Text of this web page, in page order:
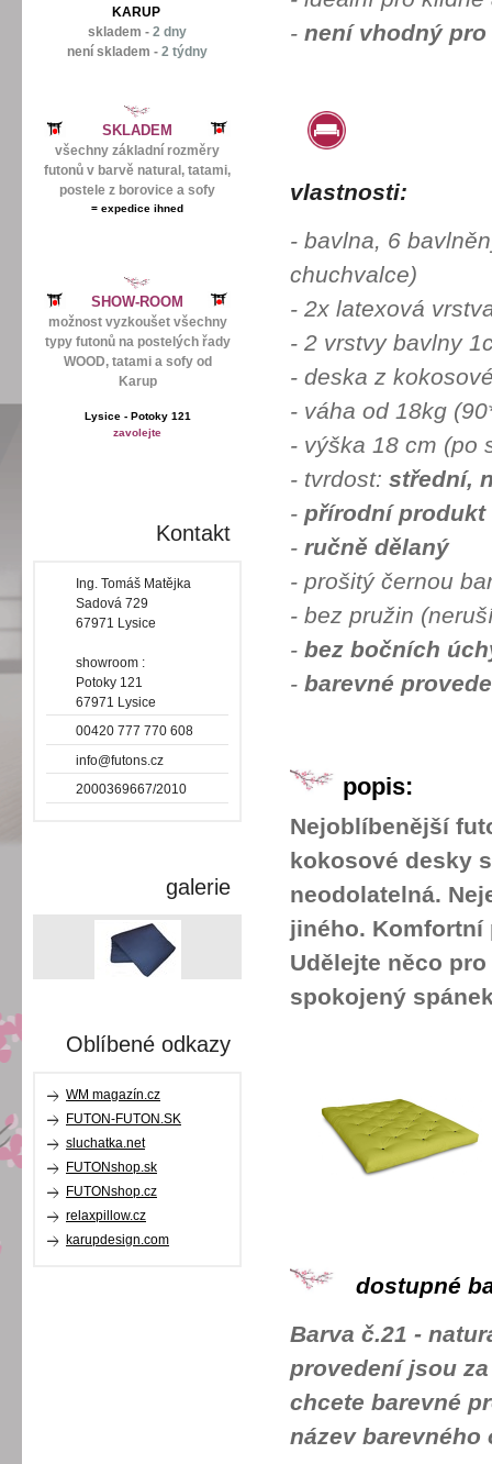
- není vhodný
vlastnosti:
- bavlna, 6
chuchvalce)
- 2x latexová
- 2 vrstvy
- deska z
- váha od 18kg
- výška 18 cm
- tvrdost: střední,
- přírodní produkt
- ručně dělaný
- prošitý černou
- bez pružin
- bez bočních
- barevné
popis:
Nejoblíbenější
kokosové desky
neodolatelná.
jiného. Komfortní
Udělejte něco
spokojený
dostupné
Barva č.21 -
provedení jsou
chcete barevné
název barevného
KARUP
skladem - 2 dny
není skladem - 2 týdny
SKLADEM
všechny základní rozměry
futonů v barvě natural, tatami,
postele z borovice a sofy
= expedice ihned
SHOW-ROOM
možnost vyzkoušet všechny
typy futonů na postelých řady
WOOD, tatami a sofy od
Karup
Lysice - Potoky 121
zavolejte
Kontakt
Ing. Tomáš Matějka
Sadová 729
67971 Lysice
showroom :
Potoky 121
67971 Lysice
00420 777 770 608
info@futons.cz
2000369667/2010
galerie
Oblíbené odkazy
WM magazín.cz
FUTON-FUTON.SK
sluchatka.net
FUTONshop.sk
FUTONshop.cz
relaxpillow.cz
karupdesign.com